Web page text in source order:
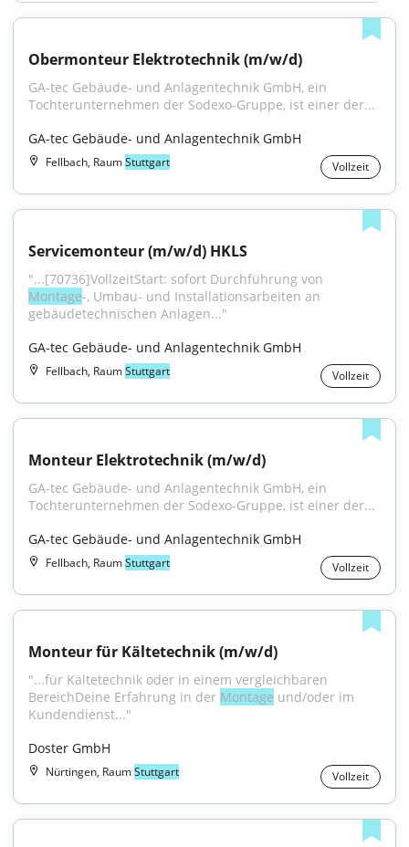
Obermonteur Elektrotechnik (m/w/d)
GA-tec Gebäude- und Anlagentechnik GmbH, ein
Tochterunternehmen der Sodexo-Gruppe, ist einer der...
GA-tec Gebäude- und Anlagentechnik GmbH
Fellbach, RaumStuttgart Vollzeit
Servicemonteur (m/w/d) HKLS
Montage-, Umbau- und Installationsarbeiten an
gebäudetechnischen Anlagen..."
GA-tec Gebäude- und Anlagentechnik GmbH
Fellbach, RaumStuttgart Vollzeit
Monteur Elektrotechnik (m/w/d)
GA-tec Gebäude- und Anlagentechnik GmbH, ein
Tochterunternehmen der Sodexo-Gruppe, ist einer der...
GA-tec Gebäude- und Anlagentechnik GmbH
Fellbach, RaumStuttgart Vollzeit
Monteur für Kältetechnik (m/w/d)
"...für Kältetechnik oder in einem vergleichbaren
BereichDeine Erfahrung in der Montage und/oder im
Kundendienst..."
Doster GmbH
Nürtingen, RaumStuttgart Vollzeit